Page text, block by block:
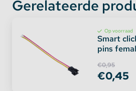
Gerelateerde
Op voorraad
Smart
pins
€0,95
€0,45